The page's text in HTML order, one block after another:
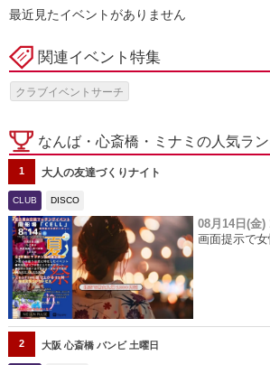
最近見たイベントがありません
関連イベント特集
クラブイベントサーチ
なんば・心斎橋・ミナミの人気ラ
1 大人の友達づくりナイト
CLUB DISCO
08月14日(金)
画面提示で
2 大阪 心斎橋 バンビ 土曜日